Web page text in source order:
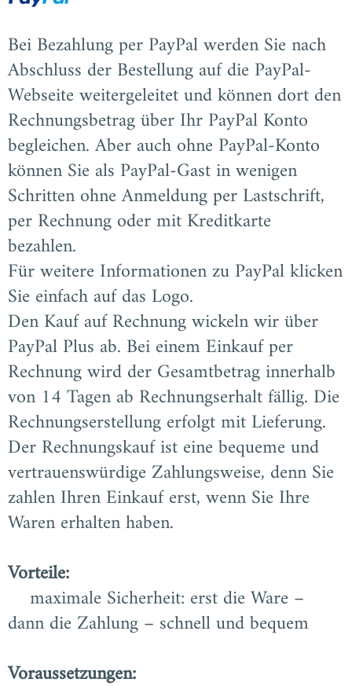
Bei Bezahlung per PayPal werden Sie nach
Abschluss der Bestellung auf die PayPal-
Webseite weitergeleitet und können dort den
Rechnungsbetrag über Ihr PayPal Konto
begleichen. Aber auch ohne PayPal-Konto
können Sie als PayPal-Gast in wenigen
Schritten ohne Anmeldung per Lastschrift,
per Rechnung oder mit Kreditkarte
bezahlen.
Für weitere Informationen zu PayPal klicken
Sie einfach auf das Logo.
Den Kauf auf Rechnung wickeln wir über
PayPal Plus ab. Bei einem Einkauf per
Rechnung wird der Gesamtbetrag innerhalb
von 14 Tagen ab Rechnungserhalt fällig. Die
Rechnungserstellung erfolgt mit Lieferung.
Der Rechnungskauf ist eine bequeme und
vertrauenswürdige Zahlungsweise, denn Sie
zahlen Ihren Einkauf erst, wenn Sie Ihre
Waren erhalten haben.
Vorteile:
maximale Sicherheit: erst die Ware –
dann die Zahlung – schnell und bequem
Voraussetzungen: